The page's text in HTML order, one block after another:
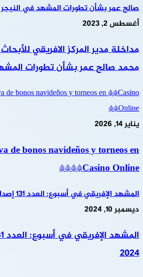
صالح عمر بشأن تطورات المشهد في النيجر
أغسطس 2, 2023
مداخلة مدير المركز الافريقي
محمد صالح عمر بشأن تطورات
de bonos navideños y torneos en **Casino
Online**
يناير 14, 2026
de bonos navideños y torneos en
**Casino Online**
المشهد الإفريقي في أسبوع: العدد 131 إصدار 9 ديسمبر 2024
ديسمبر 10, 2024
2024